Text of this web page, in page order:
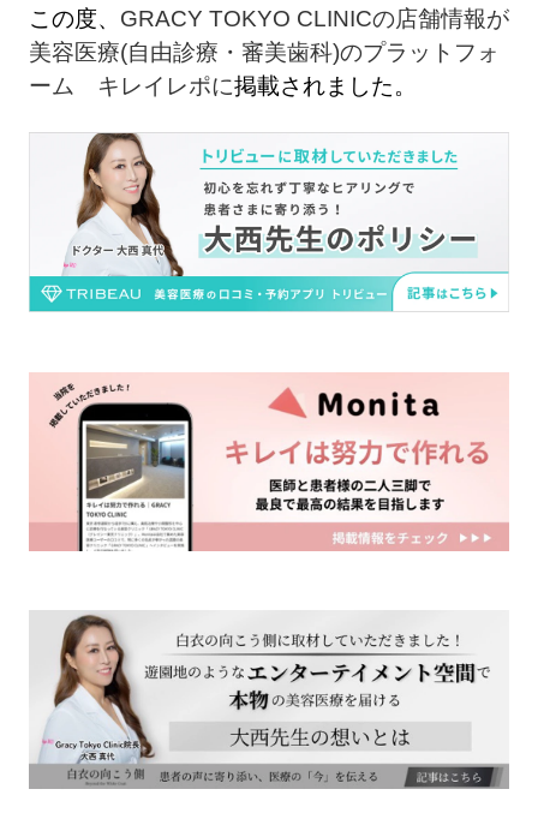
この度、 GRACY TOKYO CLINICの店舗情報が
美容医療(自由診療・審美歯科)のプラットフォ
ーム キレイレポに掲載されました。